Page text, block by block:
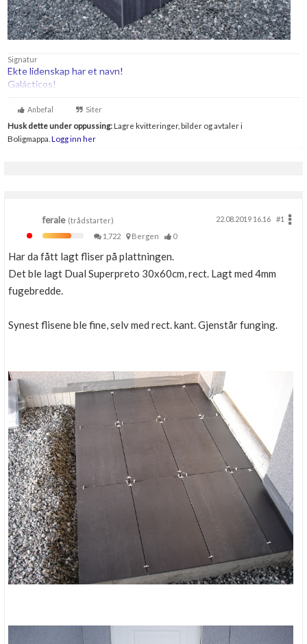
Signatur
Ekte lidenskap har et navn!
Galácticos!
Anbefal Siter
Husk dette under oppussing:Lagre kvitteringer, bilder og avtaler i
Boligmappa. Logg inn her
ferale(trådstarter) 22.08.2019 16.16
#1
1,722
Bergen 0
Har da fått lagt fliser på plattningen.
Det ble lagt Dual Superpreto 30x60cm, rect. Lagt med 4mm
fugebredde.
Synest flisene ble fine, selv med rect. kant. Gjenstår funging.